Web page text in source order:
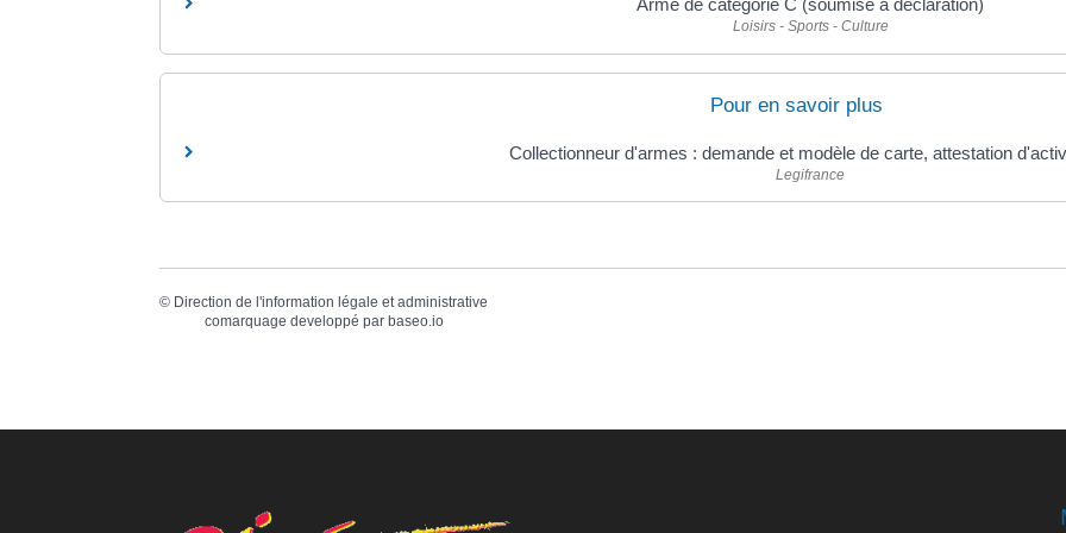
Arme de catégorie C (soumise à déclaration)
Loisirs - Sports - Culture
Pour en savoir plus
Collectionneur d'armes : demande et modèle de carte, attestation
Legifrance
© Direction de l'information légale et administrative
comarquage developpé par baseo.io